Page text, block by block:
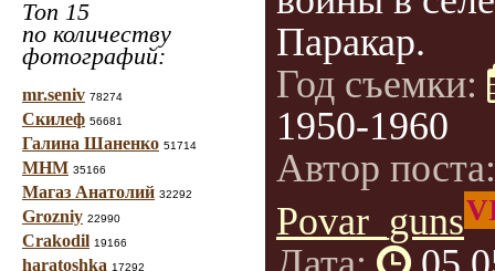
Топ 15
по количеству
фотографий:
mr.seniv 78274
Скилеф 56681
Галина Шаненко 51714
МНМ 35166
Магаз Анатолий 32292
Grozniy 22990
Crakodil 19166
haratoshka 17292
Паракар.
Год съемки:
1950-1960
Автор
Povar_guns